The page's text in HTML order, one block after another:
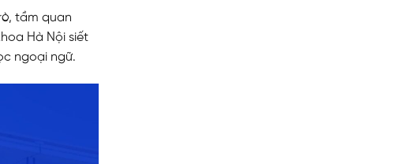
tầm quan
Hà Nội siết
ngoại ngữ.